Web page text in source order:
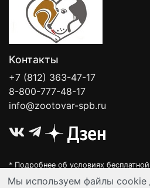
Контакты
+7 (812) 363-47-17
8-800-777-48-17
info@zootovar-spb.ru
* Подробнее об условиях
узнать на нашей
интерактивной карте
Мы используем файлы cookie